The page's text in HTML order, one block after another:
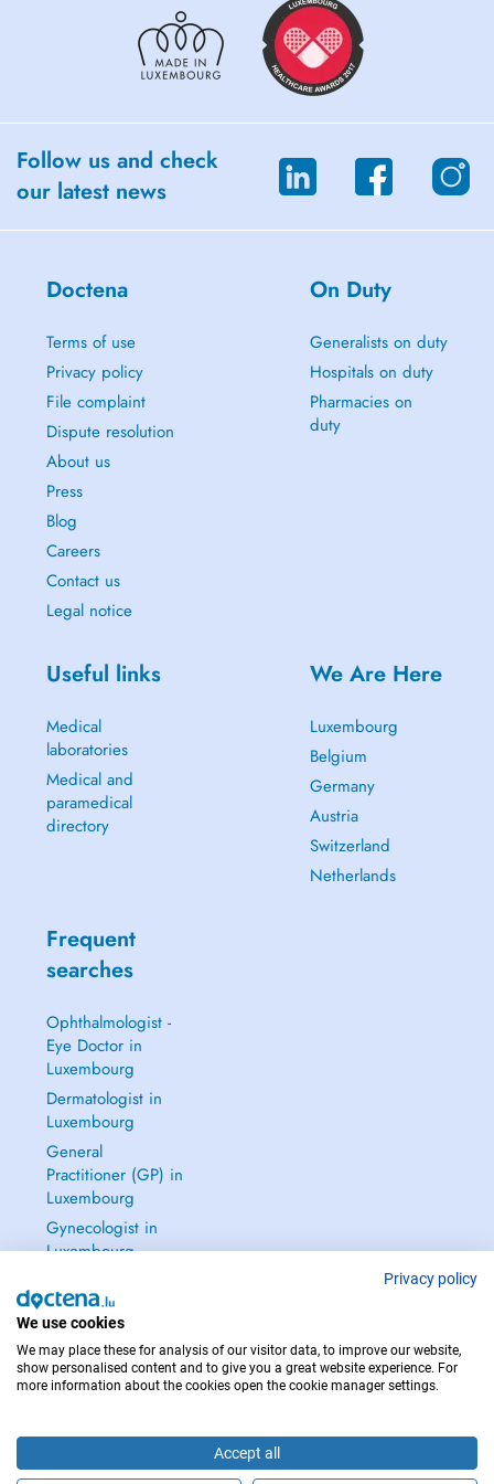
Syndrome de Rett" (ALSR), "On Lâche Rien Avec Charcot" et "ELA".
À travers la participation à des triathlons de longue distance et
diverses actions solidaires, je contribue à sensibiliser le public et à
leurs familles.
Contact : +352 621 587 311
Follow us and check
our latest news
Doctena
Terms of use
Privacy policy
File complaint
Dispute resolution
About us
Press
Blog
Careers
Contact us
Legal notice
On Duty
Generalists on duty
Hospitals on duty
Pharmacies on
duty
Useful links
Medical
laboratories
Medical and
paramedical
directory
We Are Here
Luxembourg
Belgium
Germany
Austria
Switzerland
Netherlands
Frequent
searches
Ophthalmologist -
Eye Doctor in
Luxembourg
Dermatologist in
Luxembourg
General
Practitioner (GP) in
Luxembourg
Gynecologist in
Luxembourg
IN CASE OF EMERGENCIES, PLEASE CONTACT : 112
Privacy policy
We use cookies
We may place these for analysis of our visitor data, to improve our website,
show personalised content and to give you a great website experience. For
more information about the cookies open the cookie manager settings.
Accept all